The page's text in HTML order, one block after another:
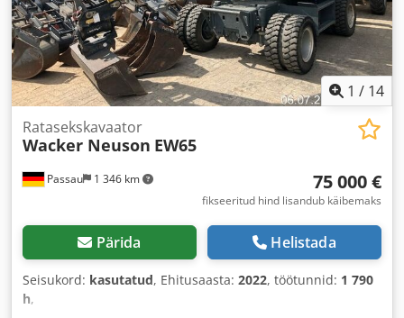
1 / 14
Passau 1 346 km
Ratasekskavaator
Wacker Neuson EW65
75 000 €
fikseeritud hind lisandub käibemaks
Pärida Helistada
Seisukord: kasutatud, Ehitusaasta: 2022, töötunnid: 1 790
h,